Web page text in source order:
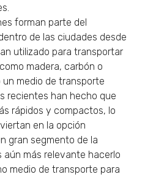
forman parte del
de las ciudades desde
utilizado para transportar
madera, carbón o
medio de transporte
recientes han hecho que
rápidos y compactos, lo
en la opción
gran segmento de la
aún más relevante hacerlo
medio de transporte para